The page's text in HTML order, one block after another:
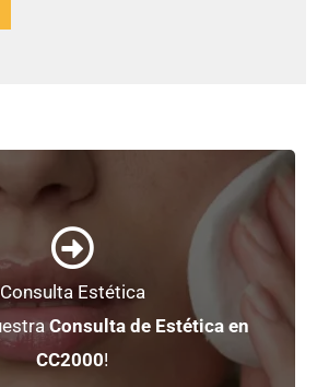
Consulta Estética
Consulta de Estética en
CC2000!
Medicina Estética
atención, a tu alcance.
+ Información